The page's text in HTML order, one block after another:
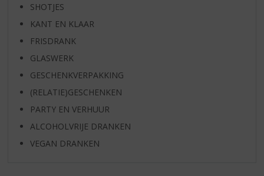
SHOTJES
KANT EN KLAAR
FRISDRANK
GLASWERK
GESCHENKVERPAKKING
(RELATIE)GESCHENKEN
PARTY EN VERHUUR
ALCOHOLVRIJE DRANKEN
VEGAN DRANKEN